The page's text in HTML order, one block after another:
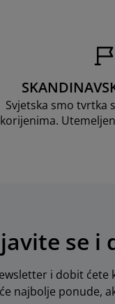
Svjetska smo tvrtka
korijenima.
se i
i dobit
najbolje ponude,